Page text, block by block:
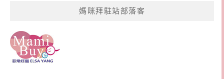
媽咪拜駐站部落客